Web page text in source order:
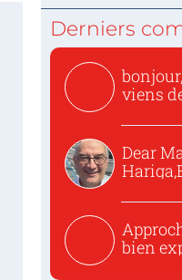
Derniers
viens
Dear
bien